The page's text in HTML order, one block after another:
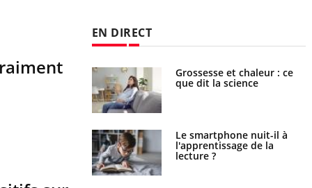
EN DIRECT
: pourquoi Grossesse et chaleur : ce
que dit la science
Le smartphone nuit-il à
l'apprentissage de la
lecture ?